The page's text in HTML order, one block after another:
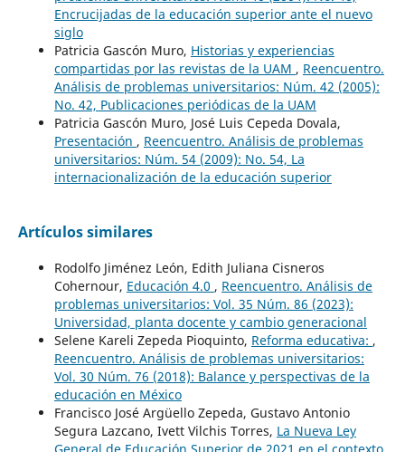
Encrucijadas de la educación superior ante el nuevo
siglo
Patricia Gascón Muro, Historias y experiencias
compartidas por las revistas de la UAM , Reencuentro.
Análisis de problemas universitarios: Núm. 42 (2005):
No. 42, Publicaciones periódicas de la UAM
Patricia Gascón Muro, José Luis Cepeda Dovala,
Presentación , Reencuentro. Análisis de problemas
universitarios: Núm. 54 (2009): No. 54, La
internacionalización de la educación superior
Artículos similares
Rodolfo Jiménez León, Edith Juliana Cisneros
Cohernour, Educación 4.0 , Reencuentro. Análisis de
problemas universitarios: Vol. 35 Núm. 86 (2023):
Universidad, planta docente y cambio generacional
Selene Kareli Zepeda Pioquinto, Reforma educativa: ,
Reencuentro. Análisis de problemas universitarios:
Vol. 30 Núm. 76 (2018): Balance y perspectivas de la
educación en México
Francisco José Argüello Zepeda, Gustavo Antonio
Segura Lazcano, Ivett Vilchis Torres, La Nueva Ley
General de Educación Superior de 2021 en el contexto